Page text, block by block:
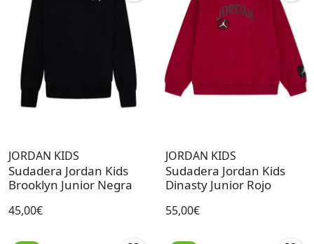
JORDAN KIDS
Sudadera Jordan Kids
Brooklyn Junior Negra
45,00€
JORDAN KIDS
Sudadera Jordan Kids
Dinasty Junior Rojo
55,00€